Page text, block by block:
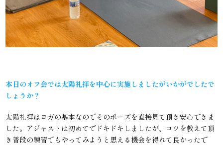
本日のオフ会では太陽礼拝を中心に実施しましたがいかがでしたで
しょうか？
太陽礼拝はヨガの基本なのでそのポーズを直接見て頂き安心できま
した。アジャストは初めてでドキドキしましたが、コツを教えて頂
き普段の練習でもやってみようと思える機会を得れて良かったで